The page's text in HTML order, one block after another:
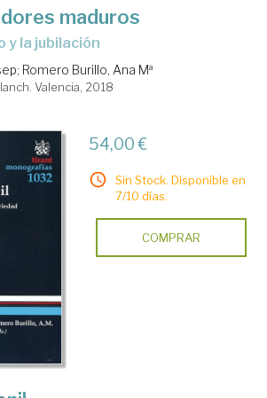
maduros
y la jubilación
; Romero Burillo, Ana Mª
Valencia, 2018
54,00 €
Sin Stock. Disponible en
7/10 días.
COMPRAR